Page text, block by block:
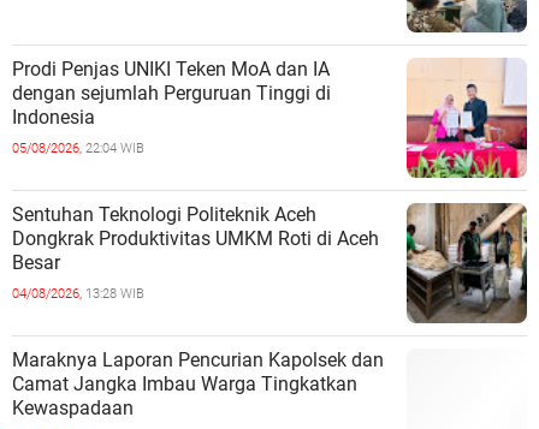
Prodi Penjas UNIKI Teken MoA dan IA
dengan sejumlah Perguruan Tinggi di
Indonesia
05/08/2026, 22:04 WIB
Sentuhan Teknologi Politeknik Aceh
Dongkrak Produktivitas UMKM Roti di Aceh
Besar
04/08/2026, 13:28 WIB
Maraknya Laporan Pencurian Kapolsek dan
Camat Jangka Imbau Warga Tingkatkan
Kewaspadaan